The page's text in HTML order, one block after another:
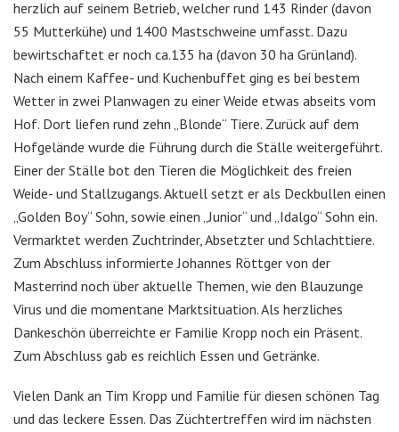
herzlich auf seinem Betrieb, welcher rund 143 Rinder (davon
55 Mutterkühe) und 1400 Mastschweine umfasst. Dazu
bewirtschaftet er noch ca.135 ha (davon 30 ha Grünland).
Nach einem Kaffee- und Kuchenbuffet ging es bei bestem
Wetter in zwei Planwagen zu einer Weide etwas abseits vom
Hof. Dort liefen rund zehn „Blonde“ Tiere. Zurück auf dem
Hofgelände wurde die Führung durch die Ställe weitergeführt.
Einer der Ställe bot den Tieren die Möglichkeit des freien
Weide- und Stallzugangs. Aktuell setzt er als Deckbullen einen
„Golden Boy“ Sohn, sowie einen „Junior“ und „Idalgo“ Sohn ein.
Vermarktet werden Zuchtrinder, Absetzter und Schlachttiere.
Zum Abschluss informierte Johannes Röttger von der
Masterrind noch über aktuelle Themen, wie den Blauzunge
Virus und die momentane Marktsituation. Als herzliches
Dankeschön überreichte er Familie Kropp noch ein Präsent.
Zum Abschluss gab es reichlich Essen und Getränke.
Vielen Dank an Tim Kropp und Familie für diesen schönen Tag
und das leckere Essen. Das Züchtertreffen wird im nächsten